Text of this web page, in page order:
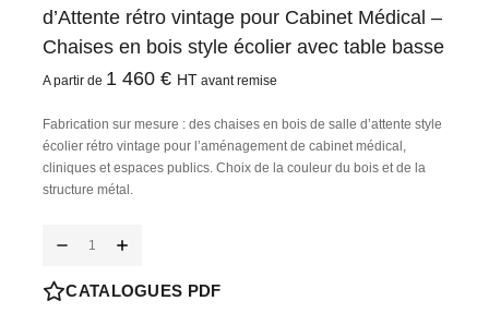
d’Attente rétro vintage pour Cabinet Médical –
Chaises en bois style écolier avec table basse
A partir de 1 460 € HT avant remise
Fabrication sur mesure : des chaises en bois de salle d’attente style
écolier rétro vintage pour l’aménagement de cabinet médical,
cliniques et espaces publics. Choix de la couleur du bois et de la
structure métal.
CATALOGUES PDF